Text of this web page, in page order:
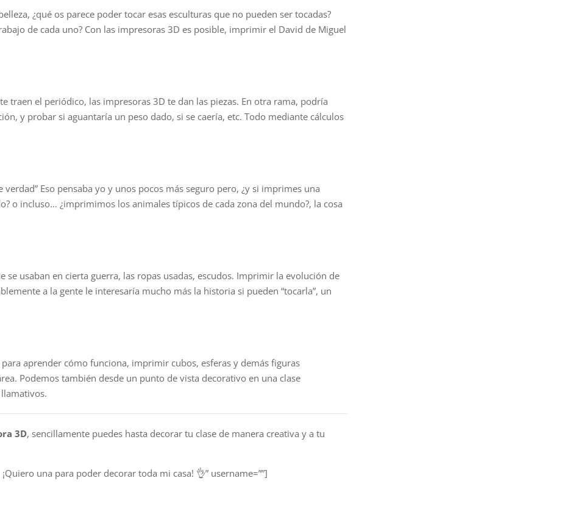
¿qué os parece poder tocar esas esculturas que no pueden ser tocadas?
de cada uno? Con las impresoras 3D es posible, imprimir el David de Miguel
traen el periódico, las impresoras 3D te dan las piezas. En otra rama, podría
y probar si aguantaría un peso dado, si se caería, etc. Todo mediante cálculos
Eso pensaba yo y unos pocos más seguro pero, ¿y si imprimes una
o incluso… ¿imprimimos los animales típicos de cada zona del mundo?, la cosa
se usaban en cierta guerra, las ropas usadas, escudos. Imprimir la evolución de
a la gente le interesaría mucho más la historia si pueden “tocarla”, un
aprender cómo funciona, imprimir cubos, esferas y demás figuras
Podemos también desde un punto de vista decorativo en una clase
3D, sencillamente puedes hasta decorar tu clase de manera creativa y a tu
una para poder decorar toda mi casa! 👌” username=””]